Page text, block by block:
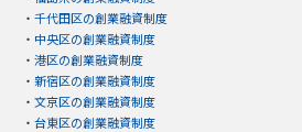
・ 千代田区の創業融資制度
・ 中央区の創業融資制度
・ 港区の創業融資制度
・ 新宿区の創業融資制度
・ 文京区の創業融資制度
・ 台東区の創業融資制度